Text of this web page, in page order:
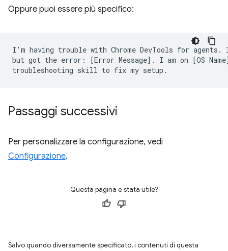
Oppure puoi essere più specifico:
I'm having trouble with Chrome DevTools for
but got the error: [Error Message]. I am on [OS
Passaggi successivi
Per personalizzare la configurazione, vedi
Configurazione.
Questa pagina è stata utile?
Salvo quando diversamente specificato, i contenuti di questa